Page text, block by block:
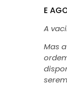
E
A
Mas